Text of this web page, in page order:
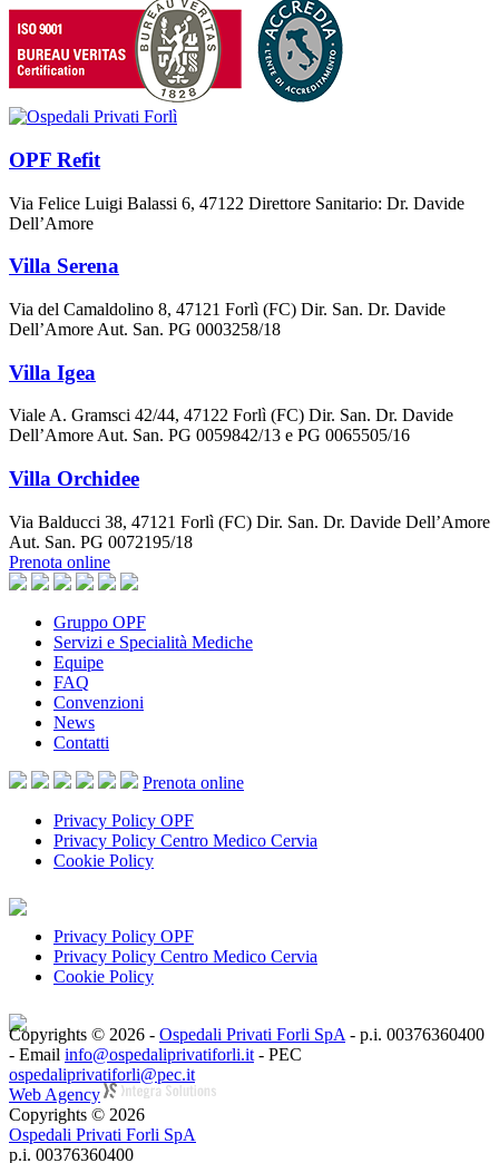
OPF Refit
Via Felice Luigi Balassi 6, 47122 Direttore Sanitario: Dr. Davide
Dell’Amore
Villa Serena
Via del Camaldolino 8, 47121 Forlì (FC) Dir. San. Dr. Davide
Dell’Amore Aut. San. PG 0003258/18
Villa Igea
Viale A. Gramsci 42/44, 47122 Forlì (FC) Dir. San. Dr. Davide
Dell’Amore Aut. San. PG 0059842/13 e PG 0065505/16
Villa Orchidee
Via Balducci 38, 47121 Forlì (FC) Dir. San. Dr. Davide Dell’Amore
Aut. San. PG 0072195/18
Prenota online
Gruppo OPF
Servizi e Specialità Mediche
Equipe
FAQ
Convenzioni
News
Contatti
Prenota online
Privacy Policy OPF
Privacy Policy Centro Medico Cervia
Cookie Policy
Privacy Policy OPF
Privacy Policy Centro Medico Cervia
Cookie Policy
Copyrights © 2026 - Ospedali Privati Forli SpA - p.i. 00376360400
- Email info@ospedaliprivatiforli.it - PEC
ospedaliprivatiforli@pec.it
Web Agency
Copyrights © 2026
Ospedali Privati Forli SpA
p.i. 00376360400